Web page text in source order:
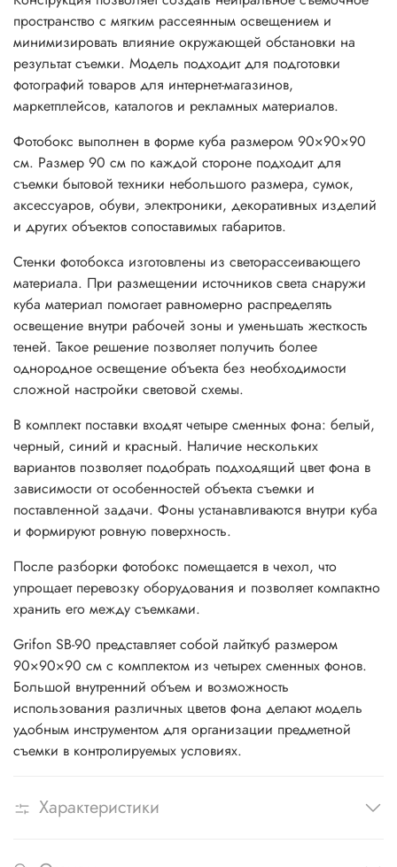
пространство с мягким рассеянным освещением и
минимизировать влияние окружающей обстановки на
результат съемки. Модель подходит для подготовки
фотографий товаров для интернет-магазинов,
маркетплейсов, каталогов и рекламных материалов.
Фотобокс выполнен в форме куба размером 90×90×90
см. Размер 90 см по каждой стороне подходит для
съемки бытовой техники небольшого размера, сумок,
аксессуаров, обуви, электроники, декоративных изделий
и других объектов сопоставимых габаритов.
Стенки фотобокса изготовлены из светорассеивающего
материала. При размещении источников света снаружи
куба материал помогает равномерно распределять
освещение внутри рабочей зоны и уменьшать жесткость
теней. Такое решение позволяет получить более
однородное освещение объекта без необходимости
сложной настройки световой схемы.
В комплект поставки входят четыре сменных фона: белый,
черный, синий и красный. Наличие нескольких
вариантов позволяет подобрать подходящий цвет фона в
зависимости от особенностей объекта съемки и
поставленной задачи. Фоны устанавливаются внутри куба
и формируют ровную поверхность.
После разборки фотобокс помещается в чехол, что
упрощает перевозку оборудования и позволяет компактно
хранить его между съемками.
Grifon SB-90 представляет собой лайткуб размером
90×90×90 см с комплектом из четырех сменных фонов.
Большой внутренний объем и возможность
использования различных цветов фона делают модель
удобным инструментом для организации предметной
съемки в контролируемых условиях.
Характеристики